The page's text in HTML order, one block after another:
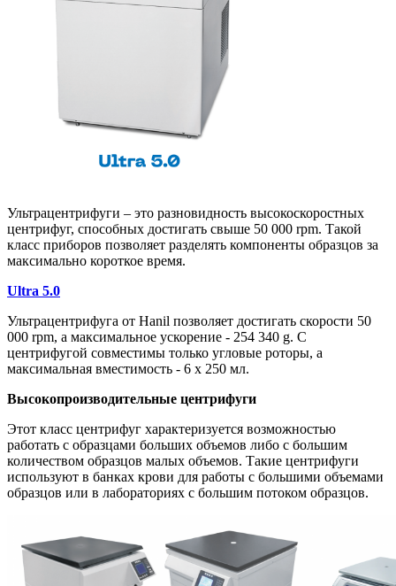
Ультрацентрифуги – это разновидность высокоскоростных
центрифуг, способных достигать свыше 50 000 rpm. Такой
класс приборов позволяет разделять компоненты образцов за
максимально короткое время.
Ultra 5.0
Ультрацентрифуга от Hanil позволяет достигать скорости 50
000 rpm, а максимальное ускорение - 254 340 g. С
центрифугой совместимы только угловые роторы, а
максимальная вместимость - 6 х 250 мл.
Высокопроизводительные центрифуги
Этот класс центрифуг характеризуется возможностью
работать с образцами больших объемов либо с большим
количеством образцов малых объемов. Такие центрифуги
используют в банках крови для работы с большими объемами
образцов или в лабораториях с большим потоком образцов.